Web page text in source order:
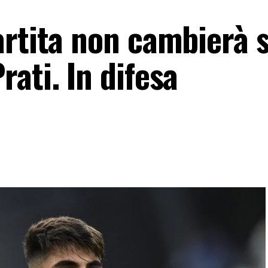
non cambierà
In difesa